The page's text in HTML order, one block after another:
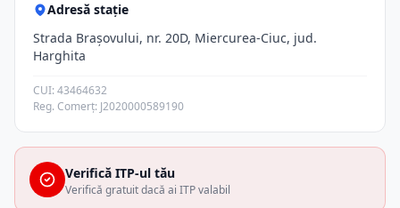
Adresă stație
Strada Brașovului, nr. 20D, Miercurea-Ciuc, jud.
Harghita
CUI: 43464632
Reg. Comerț: J2020000589190
Verifică ITP-ul tău
Verifică gratuit dacă ai ITP valabil